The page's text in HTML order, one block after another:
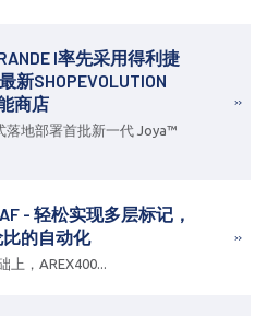
I率先采用得利捷
新SHOPEVOLUTION
商店
落地部署首批新一代 Joya™
- 轻松实现多层标记，
的自动化
，AREX400...